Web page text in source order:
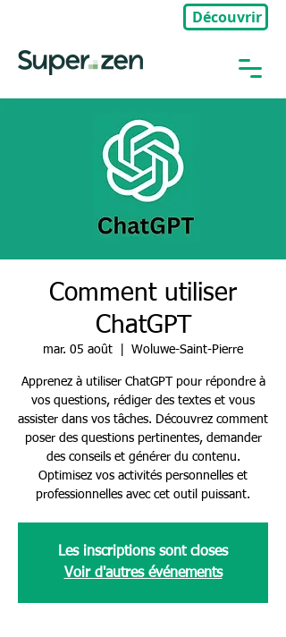
Découvrir
Comment utiliser
ChatGPT
mar. 05 août Woluwe-Saint-Pierre
Apprenez à utiliser ChatGPT pour répondre à
vos questions, rédiger des textes et vous
assister dans vos tâches. Découvrez comment
poser des questions pertinentes, demander
des conseils et générer du contenu.
Optimisez vos activités personnelles et
professionnelles avec cet outil puissant.
Les inscriptions sont closes
Voir d'autres événements